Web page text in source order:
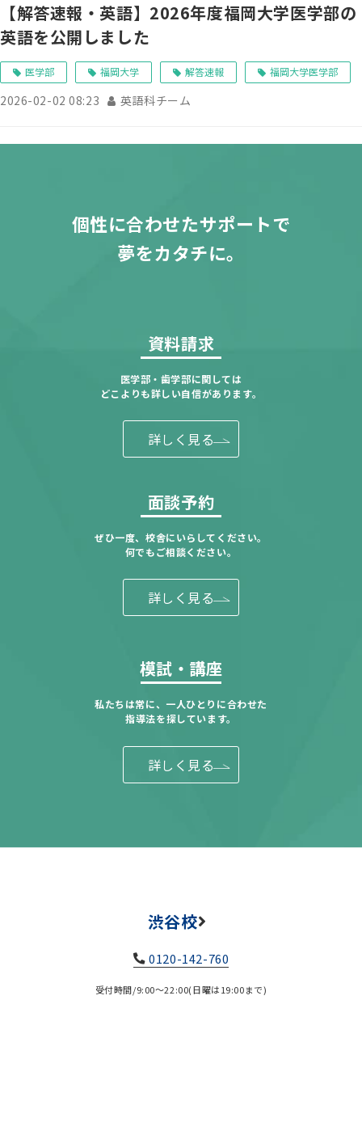
【解答速報・英語】2026年度福岡大学医学部の
英語を公開しました
医学部 福岡大学 解答速報 福岡大学医学部
2026-02-02 08:23 英語科チーム
個性に合わせたサポートで
夢をカタチに。
資料請求
医学部・歯学部に関しては
どこよりも詳しい自信があります。
詳しく見る
面談予約
ぜひ一度、校舎にいらしてください。
何でもご相談ください。
詳しく見る
模試・講座
私たちは常に、一人ひとりに合わせた
指導法を探しています。
詳しく見る
渋谷校
0120-142-760
受付時間/9:00～22:00(日曜は19:00まで)